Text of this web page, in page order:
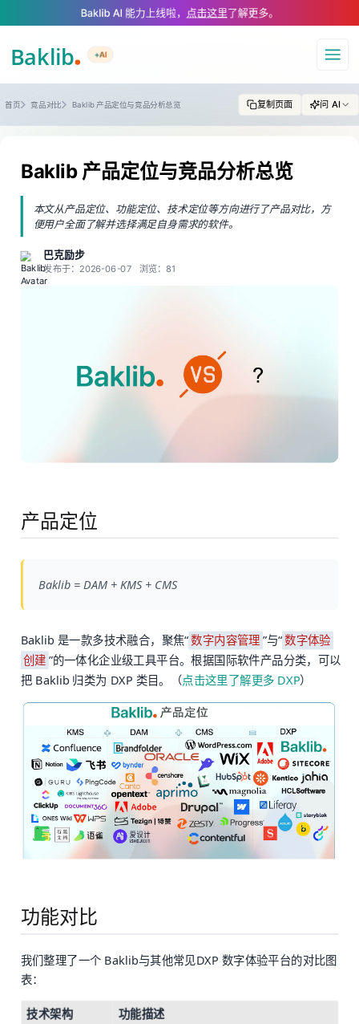
A Markdown version of this page is available at https://
Baklib AI 能力上线啦， 点击这里了解更多。
+AI
导航
首页 竞品对比 Baklib 产品定位与竞品分析总览 复制页面 问 AI
Baklib 产品定位与竞品分析总览
本文从产品定位、功能定位、技术定位等方向进行了产品对比，方
便用户全面了解并选择满足自身需求的软件。
巴克励步
发布于：2026-06-07 浏览：81
产品定位
Baklib = DAM + KMS + CMS
Baklib 是一款多技术融合，聚焦“ 数字内容管理 ”与“数字体验
创建 ”的一体化企业级工具平台。根据国际软件产品分类，可以
把 Baklib 归类为 DXP 类目。（点击这里了解更多 DXP）
功能对比
我们整理了一个 Baklib与其他常见DXP 数字体验平台的对比图
表：
技术架构 功能描述